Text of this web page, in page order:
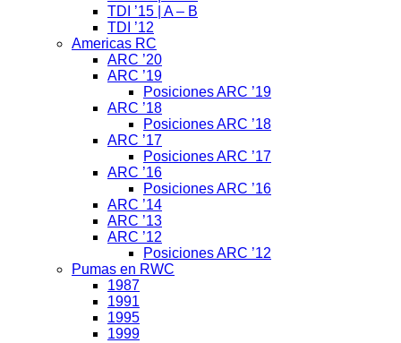
TDI ’15 | A – B
TDI ’12
Americas RC
ARC ’20
ARC ’19
Posiciones ARC ’19
ARC ’18
Posiciones ARC ’18
ARC ’17
Posiciones ARC ’17
ARC ’16
Posiciones ARC ’16
ARC ’14
ARC ’13
ARC ’12
Posiciones ARC ’12
Pumas en RWC
1987
1991
1995
1999